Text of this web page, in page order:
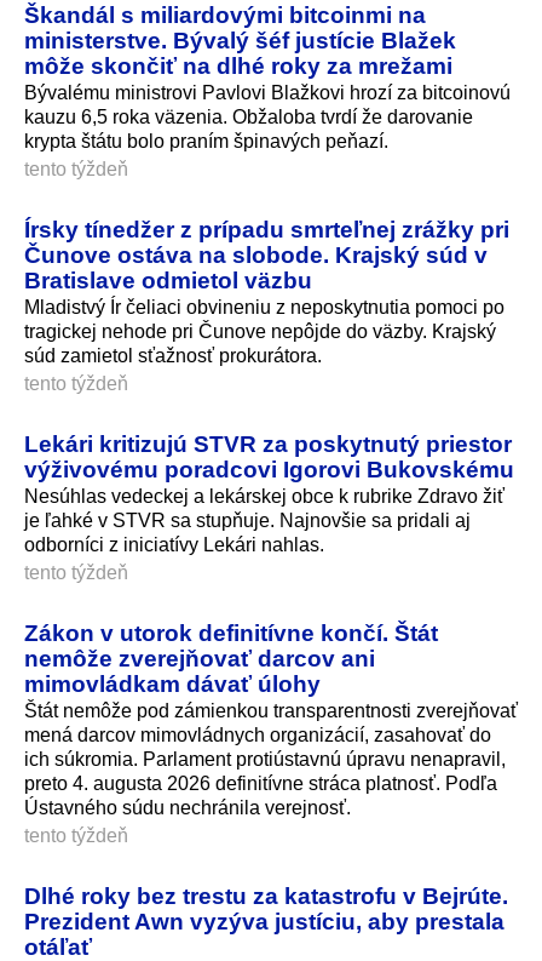
Škandál s miliardovými bitcoinmi na
ministerstve. Bývalý šéf justície Blažek
môže skončiť na dlhé roky za mrežami
Bývalému ministrovi Pavlovi Blažkovi hrozí za bitcoinovú
kauzu 6,5 roka väzenia. Obžaloba tvrdí že darovanie
krypta štátu bolo praním špinavých peňazí.
tento týždeň
Írsky tínedžer z prípadu smrteľnej zrážky pri
Čunove ostáva na slobode. Krajský súd v
Bratislave odmietol väzbu
Mladistvý Ír čeliaci obvineniu z neposkytnutia pomoci po
tragickej nehode pri Čunove nepôjde do väzby. Krajský
súd zamietol sťažnosť prokurátora.
tento týždeň
Lekári kritizujú STVR za poskytnutý priestor
výživovému poradcovi Igorovi Bukovskému
Nesúhlas vedeckej a lekárskej obce k rubrike Zdravo žiť
je ľahké v STVR sa stupňuje. Najnovšie sa pridali aj
odborníci z iniciatívy Lekári nahlas.
tento týždeň
Zákon v utorok definitívne končí. Štát
nemôže zverejňovať darcov ani
mimovládkam dávať úlohy
Štát nemôže pod zámienkou transparentnosti zverejňovať
mená darcov mimovládnych organizácií, zasahovať do
ich súkromia. Parlament protiústavnú úpravu nenapravil,
preto 4. augusta 2026 definitívne stráca platnosť. Podľa
Ústavného súdu nechránila verejnosť.
tento týždeň
Dlhé roky bez trestu za katastrofu v Bejrúte.
Prezident Awn vyzýva justíciu, aby prestala
otáľať